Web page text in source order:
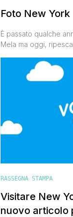
Foto New York
È passato qualche
Mela ma oggi,
significative di quei
shopping sfrenato e
mese di agosto e
RASSEGNA STAMPA
Visitare New
nuovo articolo